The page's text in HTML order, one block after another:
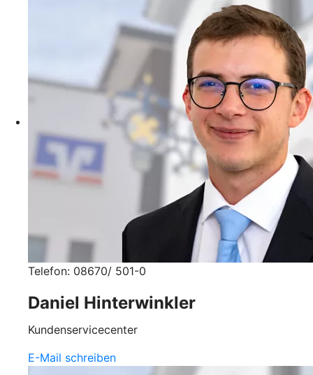
Telefon: 08670/ 501-0
Daniel Hinterwinkler
Kundenservicecenter
E-Mail schreiben